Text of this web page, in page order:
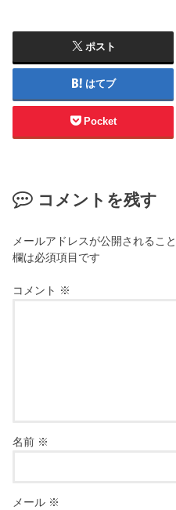
ポスト
はてブ
Pocket
コメントを残す
メールアドレスが公開されるこ
欄は必須項目です
コメント ※
名前 ※
メール ※